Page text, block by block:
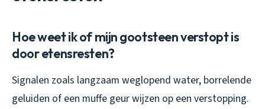
Hoe weet ik of mijn gootsteen verstopt is
door etensresten?
Signalen zoals langzaam weglopend water, borrelende
geluiden of een muffe geur wijzen op een verstopping.